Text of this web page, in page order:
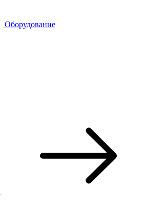
Оборудование